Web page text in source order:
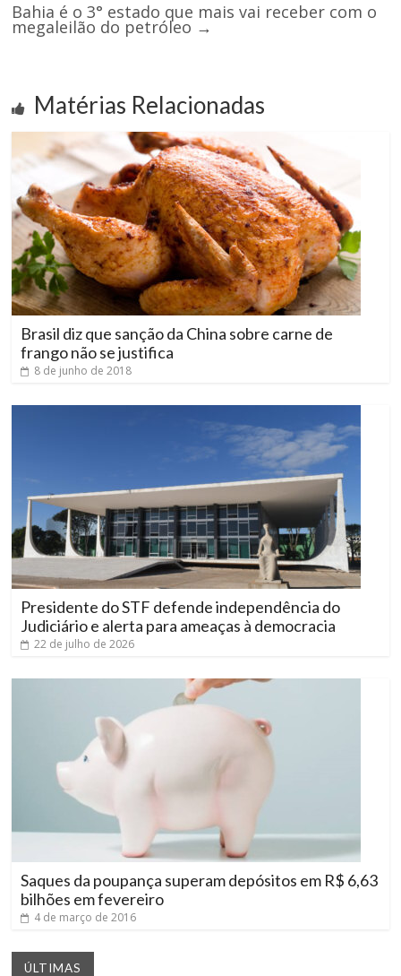
Bahia é o 3° estado que mais vai receber com o
megaleilão do petróleo →
Matérias Relacionadas
Brasil diz que sanção da China sobre carne de
frango não se justifica
8 de junho de 2018
Presidente do STF defende independência do
Judiciário e alerta para ameaças à democracia
22 de julho de 2026
Saques da poupança superam depósitos em R$ 6,63
bilhões em fevereiro
4 de março de 2016
ÚLTIMAS